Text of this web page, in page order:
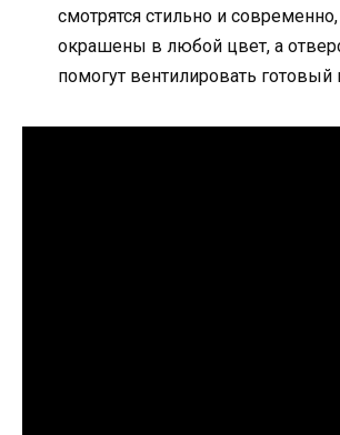
смотрятся стильно и
окрашены в любой цвет, а
помогут вентилировать